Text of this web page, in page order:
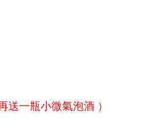
送一瓶小微氣泡酒 ）